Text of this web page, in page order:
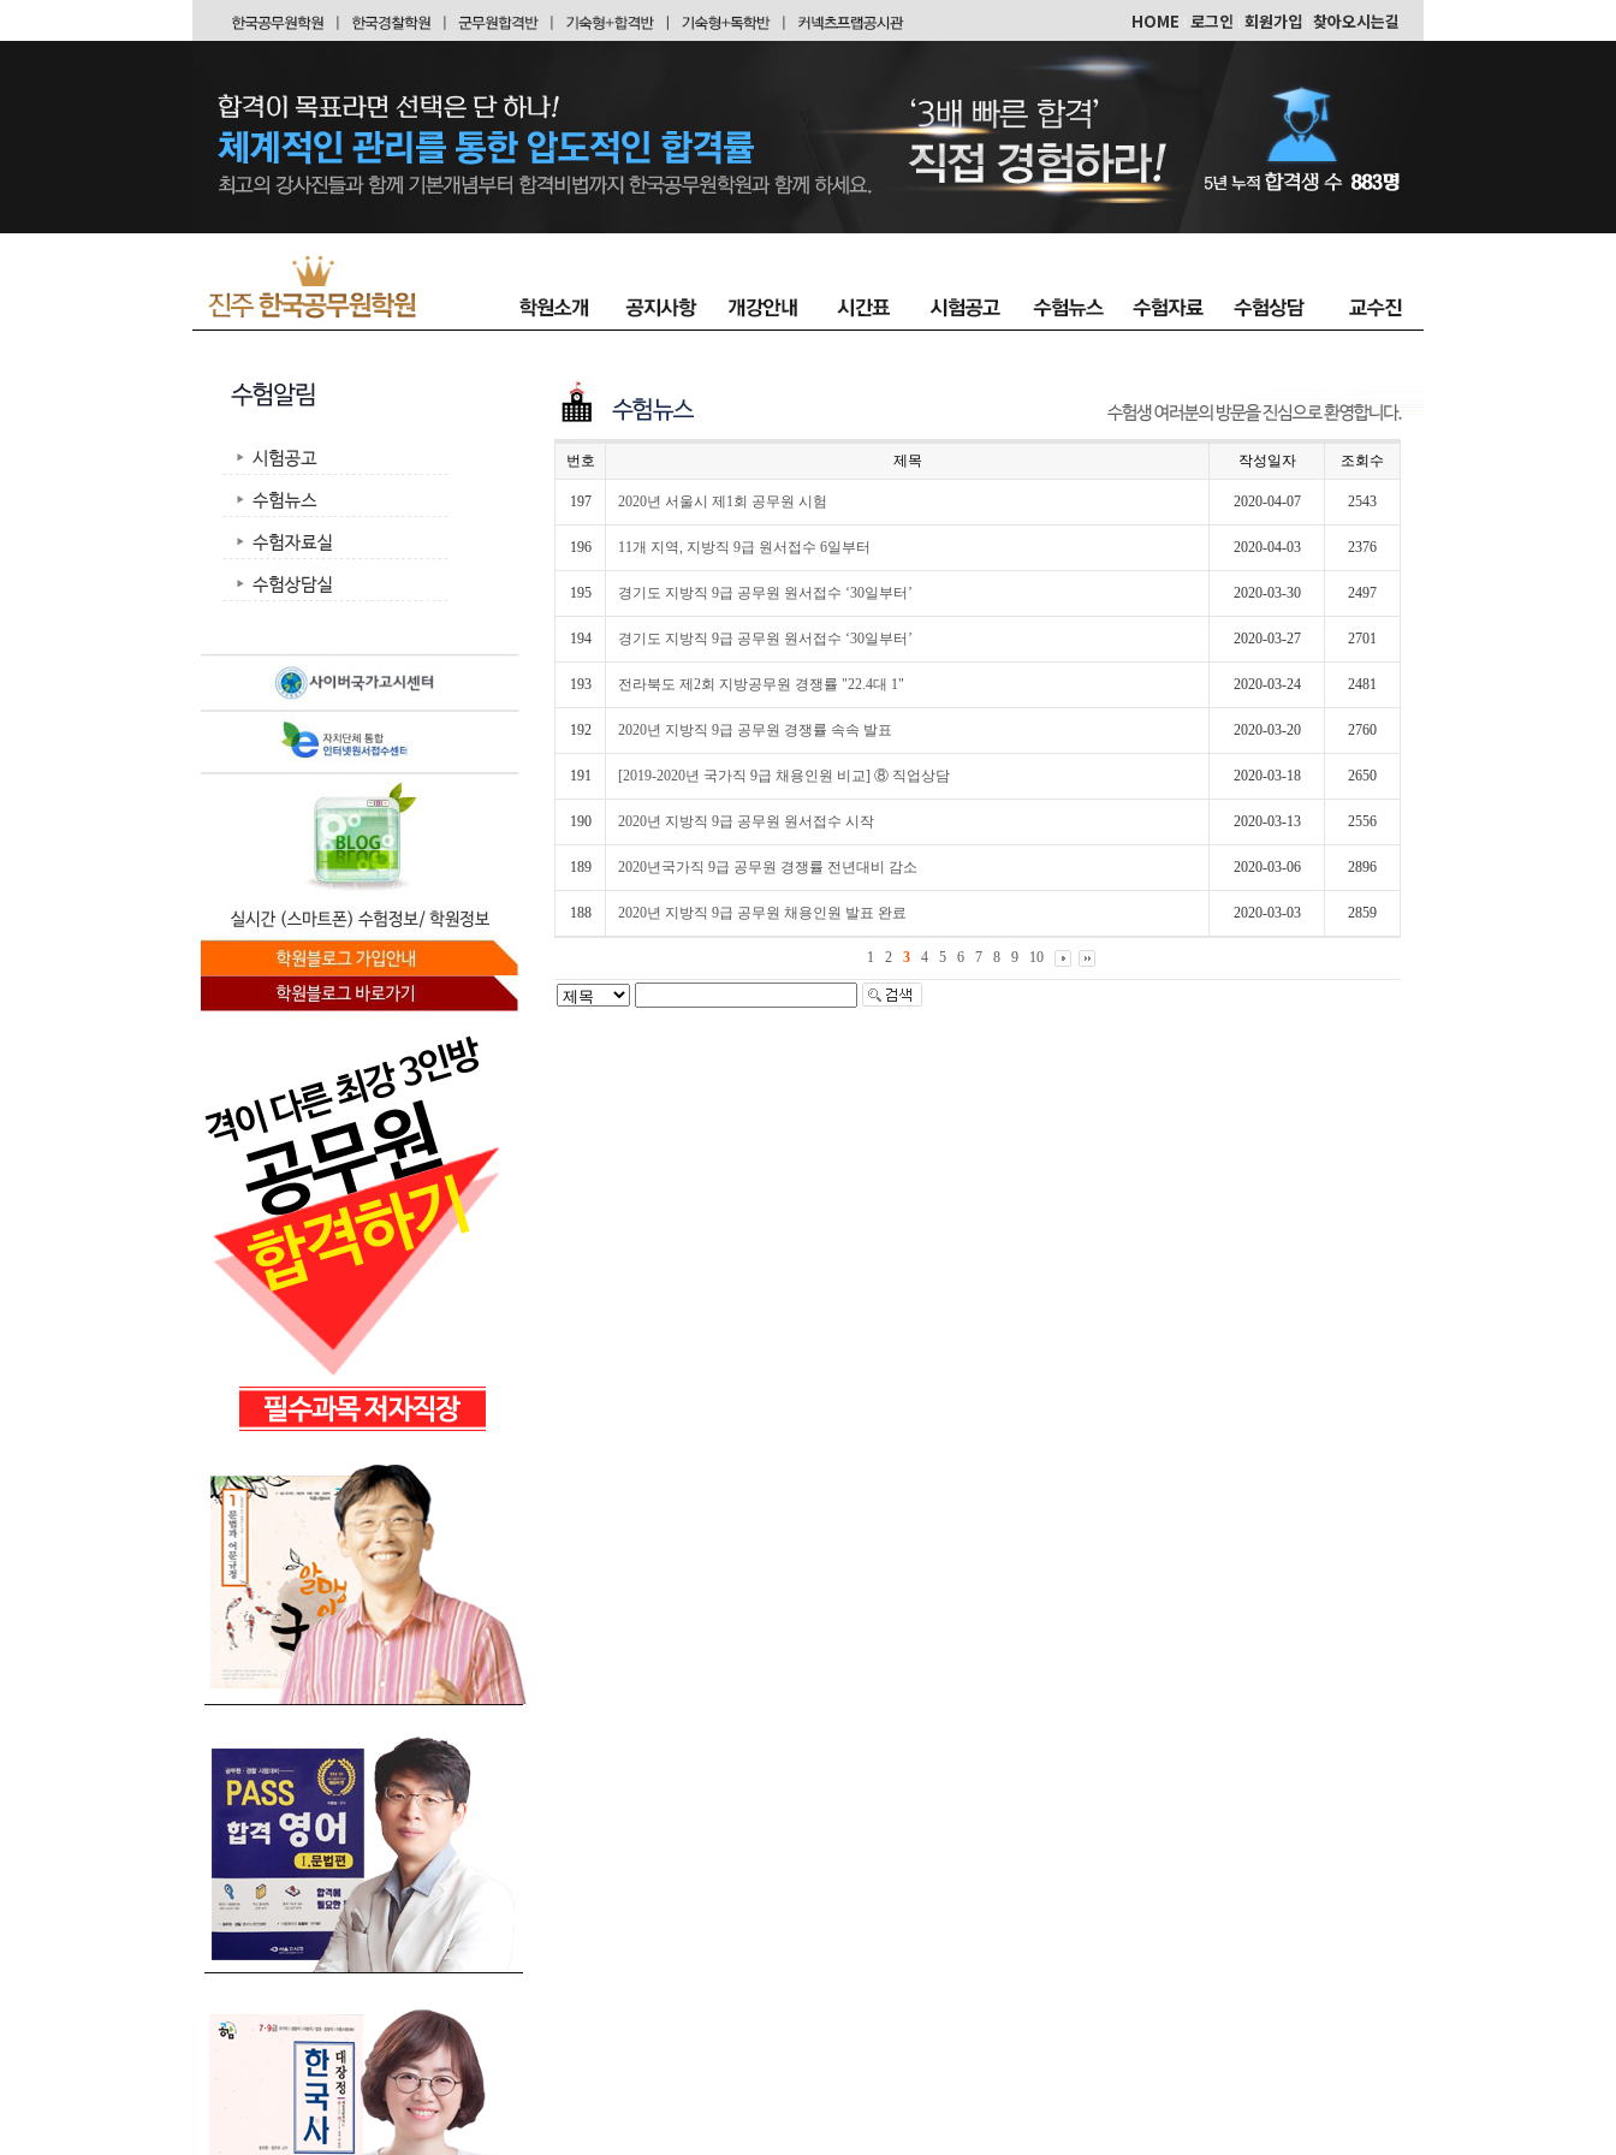
HOME 로그인 회원가입 찾아오시는길
번호 제목 작성일자 조회수
197 2020년 서울시 제1회 공무원 시험 2020-04-07 2543
196 11개 지역, 지방직 9급 원서접수 6일부터 2020-04-03 2376
195 경기도 지방직 9급 공무원 원서접수 ‘30일부터’ 2020-03-30 2497
194 경기도 지방직 9급 공무원 원서접수 ‘30일부터’ 2020-03-27 2701
193 전라북도 제2회 지방공무원 경쟁률 "22.4대 1" 2020-03-24 2481
192 2020년 지방직 9급 공무원 경쟁률 속속 발표 2020-03-20 2760
191 [2019-2020년 국가직 9급 채용인원 비교] ⑧ 직업상담 2020-03-18 2650
190 2020년 지방직 9급 공무원 원서접수 시작 2020-03-13 2556
189 2020년국가직 9급 공무원 경쟁률 전년대비 감소 2020-03-06 2896
188 2020년 지방직 9급 공무원 채용인원 발표 완료 2020-03-03 2859
1 2 3 4 5 6 7 8 9 10